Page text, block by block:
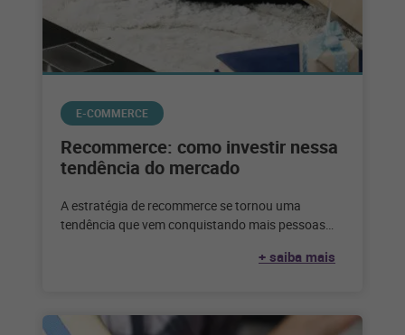
E-COMMERCE
Recommerce: como investir nessa
tendência do mercado
A estratégia de recommerce se tornou uma
tendência que vem conquistando mais pessoas
+ saiba mais